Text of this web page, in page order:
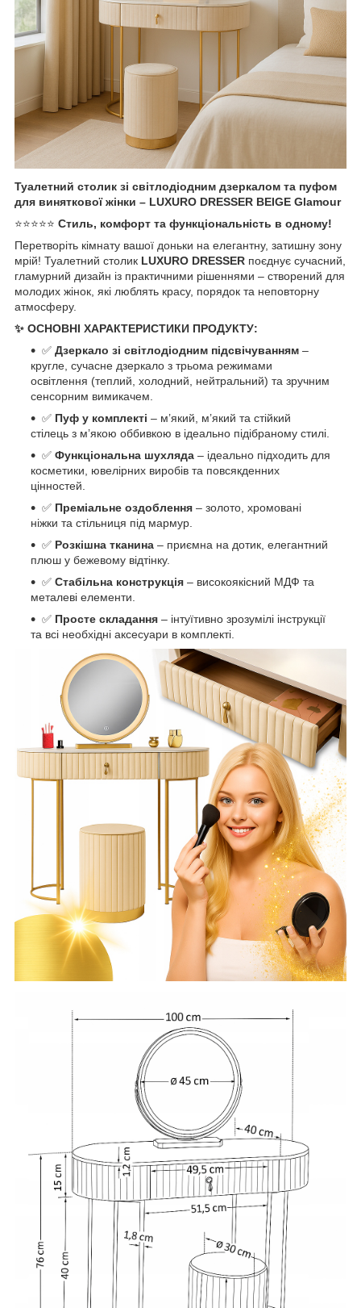
Туалетний столик зі світлодіодним дзеркалом та пуфом
для виняткової жінки – LUXURO DRESSER BEIGE Glamour
⭐⭐⭐⭐⭐ Стиль, комфорт та функціональність в одному!
Перетворіть кімнату вашої доньки на елегантну, затишну зону
мрій! Туалетний столик LUXURO DRESSER поєднує сучасний,
гламурний дизайн із практичними рішеннями – створений для
молодих жінок, які люблять красу, порядок та неповторну
атмосферу.
✨ ОСНОВНІ ХАРАКТЕРИСТИКИ ПРОДУКТУ:
✅ Дзеркало зі світлодіодним підсвічуванням –
кругле, сучасне дзеркало з трьома режимами
освітлення (теплий, холодний, нейтральний) та зручним
сенсорним вимикачем.
✅ Пуф у комплекті – м’який, м’який та стійкий
стілець з м’якою оббивкою в ідеально підібраному стилі.
✅ Функціональна шухляда – ідеально підходить для
косметики, ювелірних виробів та повсякденних
цінностей.
✅ Преміальне оздоблення – золото, хромовані
ніжки та стільниця під мармур.
✅ Розкішна тканина – приємна на дотик, елегантний
плюш у бежевому відтінку.
✅ Стабільна конструкція – високоякісний МДФ та
металеві елементи.
✅ Просте складання – інтуїтивно зрозумілі інструкції
та всі необхідні аксесуари в комплекті.